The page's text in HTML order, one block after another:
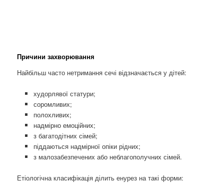
Причини захворювання
Найбільш часто нетримання сечі відзначається у дітей:
худорлявої статури;
соромливих;
полохливих;
надмірно емоційних;
з багатодітних сімей;
піддаються надмірної опіки рідних;
з малозабезпечених або неблагополучних сімей.
Етіологічна класифікація ділить енурез на такі форми: